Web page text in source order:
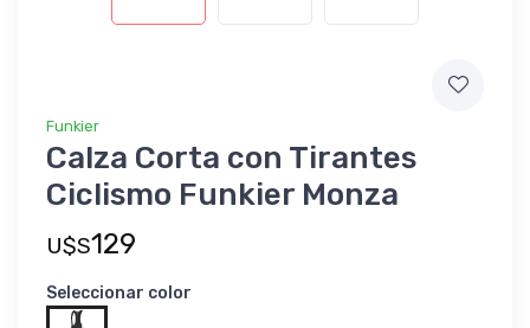
Funkier
Calza Corta con Tirantes
Ciclismo Funkier Monza
U$S129
Seleccionar color